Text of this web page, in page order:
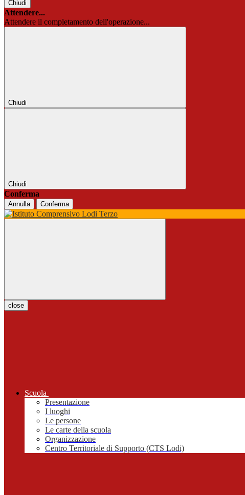
Chiudi
Attendere...
Attendere il completamento dell'operazione...
Chiudi
Chiudi
Conferma
Annulla Conferma
close
Scuola
Presentazione
I luoghi
Le persone
Le carte della scuola
Organizzazione
Centro Territoriale di Supporto (CTS Lodi)